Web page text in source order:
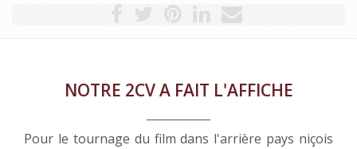
NOTRE 2CV A FAIT L'AFFICHE
Pour le tournage du film dans l'arrière pays niçois